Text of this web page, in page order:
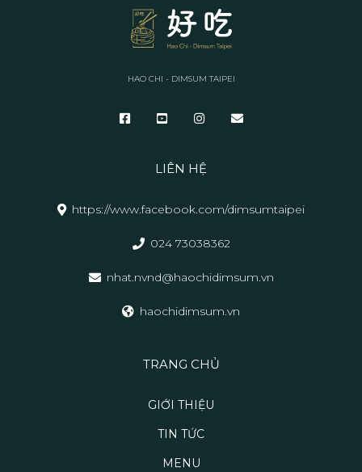
HAO CHI - DIMSUM TAIPEI
LIÊN HỆ
https://www.facebook.com/dimsumtaipei
024 73038362
nhat.nvnd@haochidimsum.vn
haochidimsum.vn
TRANG CHỦ
GIỚI THIỆU
TIN TỨC
MENU